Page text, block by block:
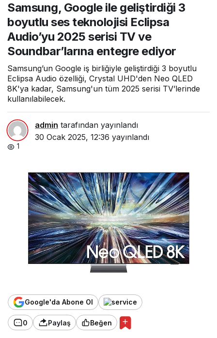
teknolojisi Eclipsa Audio’yu
2025 serisi TV ve
Soundbar’larına entegre
ediyor
Samsung, Google ile geliştirdiği 3
boyutlu ses teknolojisi Eclipsa
Audio’yu 2025 serisi TV ve
Soundbar’larına entegre ediyor
Samsung’un Google iş birliğiyle geliştirdiği 3 boyutlu
Eclipsa Audio özelliği, Crystal UHD'den Neo QLED
8K'ya kadar, Samsung'un tüm 2025 serisi TV’lerinde
kullanılabilecek.
admin tarafından yayınlandı
30 Ocak 2025, 12:36 yayınlandı
1
Google'da Abone Ol
0 Paylaş Beğen